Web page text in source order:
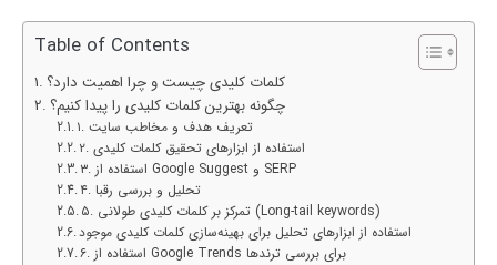
Table of Contents
کلمات کلیدی چیست و چرا اهمیت دارد؟
چگونه بهترین کلمات کلیدی را پیدا کنیم؟
۱. تعریف هدف و مخاطب سایت
۲. استفاده از ابزارهای تحقیق کلمات کلیدی
۳. استفاده از Google Suggest و SERP
۴. تحلیل و بررسی رقبا
۵. تمرکز بر کلمات کلیدی طولانی (Long-tail keywords)
استفاده از ابزارهای تحلیل برای بهینه‌سازی کلمات کلیدی موجود
۶. استفاده از Google Trends برای بررسی ترندها